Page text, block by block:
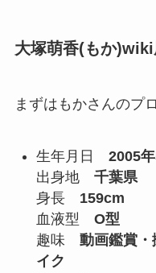
大塚萌香(もか)wiki
まずはもかさんのプ
生年月日 2005
出身地 千葉県
身長 159cm
血液型 O型
趣味 動画鑑賞
イク